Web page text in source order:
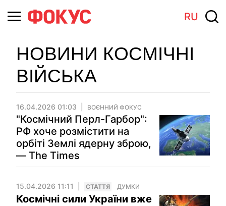
RU
НОВИНИ КОСМІЧНІ
ВІЙСЬКА
16.04.2026 01:03 ВОЄННИЙ ФОКУС
"Космічний Перл-Гарбор":
РФ хоче розмістити на
орбіті Землі ядерну зброю,
— The Times
15.04.2026 11:11 СТАТТЯ ДУМКИ
Космічні сили України вже